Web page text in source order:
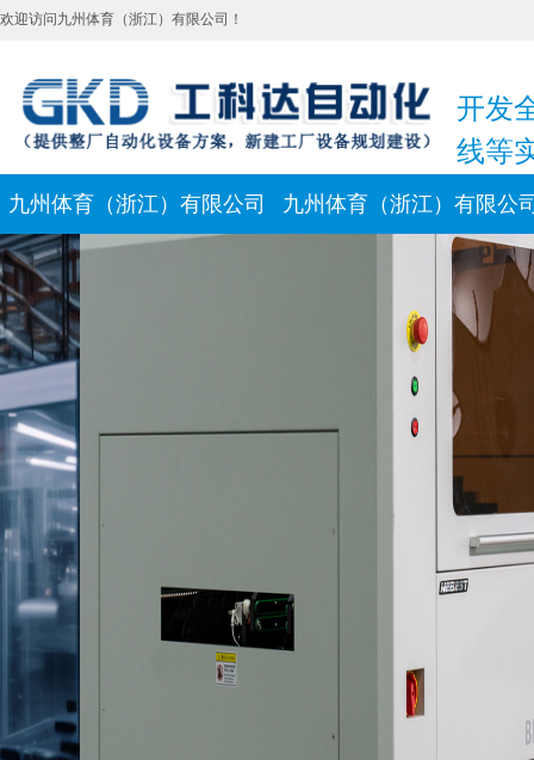
九州体育（浙江）有限公司 九州体育（浙江）有限公
联系我们
欢迎访问九州体育（浙江）有限公司！
开发
线等